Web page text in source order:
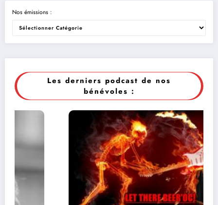
Nos émissions :
Les derniers podcast de nos
bénévoles :